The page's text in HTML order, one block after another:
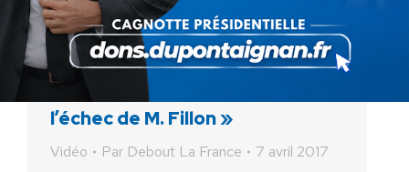
NDA dans Territoires d’Info: »
Je ne suis pas responsable de
l’échec de M. Fillon »
Vidéo Par Debout La France
7 avril 2017